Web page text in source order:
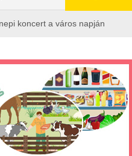
koncert a város napján